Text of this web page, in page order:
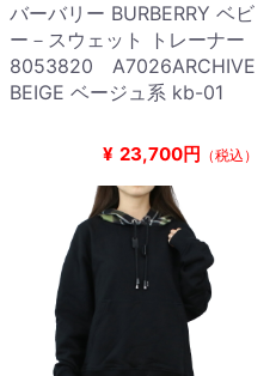
バーバリー BURBERRY ベビ
ー－スウェット トレーナー
8053820 A7026ARCHIVE
BEIGE ベージュ系 kb-01
¥ 23,700円 （税込）